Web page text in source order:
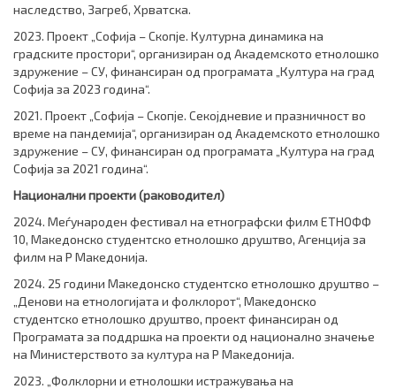
наследство, Загреб, Хрватска.
2023. Проект „Софија – Скопје. Културна динамика на
градските простори“, организиран од Академското етнолошко
здружение – СУ, финансиран од програмата „Култура на град
Софија за 2023 година“.
2021. Проект „Софија – Скопје. Секојдневие и празничност во
време на пандемија“, организиран од Академското етнолошко
здружение – СУ, финансиран од програмата „Култура на град
Софија за 2021 година“.
Национални проекти (раководител)
2024. Меѓународен фестивал на етнографски филм ЕТНОФФ
10, Македонско студентско етнолошко друштво, Агенција за
филм на Р Македонија.
2024. 25 години Македонско студентско етнолошко друштво –
„Денови на етнологијата и фолклорот“, Македонско
студентско етнолошко друштво, проект финансиран од
Програмата за поддршка на проекти од национално значење
на Министерството за култура на Р Македонија.
2023. „Фолклорни и етнолошки истражувања на